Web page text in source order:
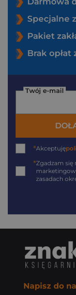
Specjalne
Pakiet
Brak
Twój e-mail
*Akceptuję
*Zgadzam
zasadach
Napisz do